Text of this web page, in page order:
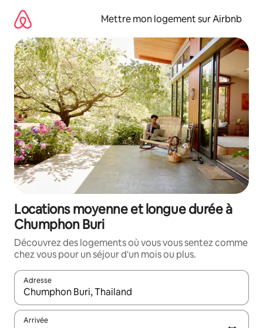
directement
contenu
Mettre mon logement sur Airbnb
Locations moyenne et longue durée à
Chumphon Buri
Découvrez des logements où vous vous sentez comme
chez vous pour un séjour d'un mois ou plus.
Adresse
Lorsque les résultats s'affichent, utilisez les flèches vers le
Arrivée